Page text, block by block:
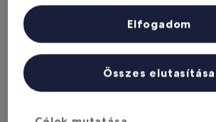
kényelem, elhelyezkedés és utazói élmény
frissítés:
2026. augusztus 6..
Kevesebb mutatása
SANTA MONICA PALACE HOTEL
Összes elutasítása
Elfogadom